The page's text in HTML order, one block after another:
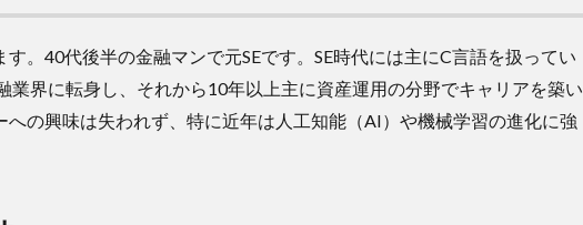
。40代後半の金融マンで元SEです。SE時代には主にC言語を扱ってい
業界に転身し、それから10年以上主に資産運用の分野でキャリアを築い
の興味は失われず、特に近年は人工知能（AI）や機械学習の進化に強